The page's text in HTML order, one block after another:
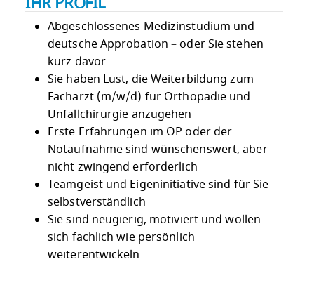
Abgeschlossenes Medizinstudium und
deutsche Approbation – oder Sie stehen
kurz davor
Sie haben Lust, die Weiterbildung zum
Facharzt (m/w/d) für Orthopädie und
Unfallchirurgie anzugehen
Erste Erfahrungen im OP oder der
Notaufnahme sind wünschenswert, aber
nicht zwingend erforderlich
Teamgeist und Eigeninitiative sind für Sie
selbstverständlich
Sie sind neugierig, motiviert und wollen
sich fachlich wie persönlich
weiterentwickeln